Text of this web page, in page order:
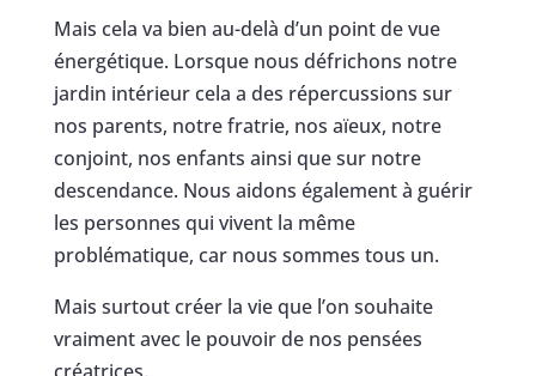
Mais cela va bien au-delà d’un point de vue
énergétique. Lorsque nous défrichons notre
jardin intérieur cela a des répercussions sur
nos parents, notre fratrie, nos aïeux, notre
conjoint, nos enfants ainsi que sur notre
descendance. Nous aidons également à guérir
les personnes qui vivent la même
problématique, car nous sommes tous un.
Mais surtout créer la vie que l’on souhaite
vraiment avec le pouvoir de nos pensées